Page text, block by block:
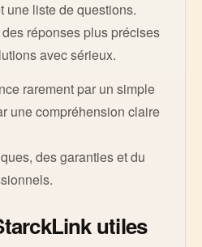
une liste de questions.
réponses plus précises
avec sérieux.
rarement par un simple
une compréhension claire
des garanties et du
utiles